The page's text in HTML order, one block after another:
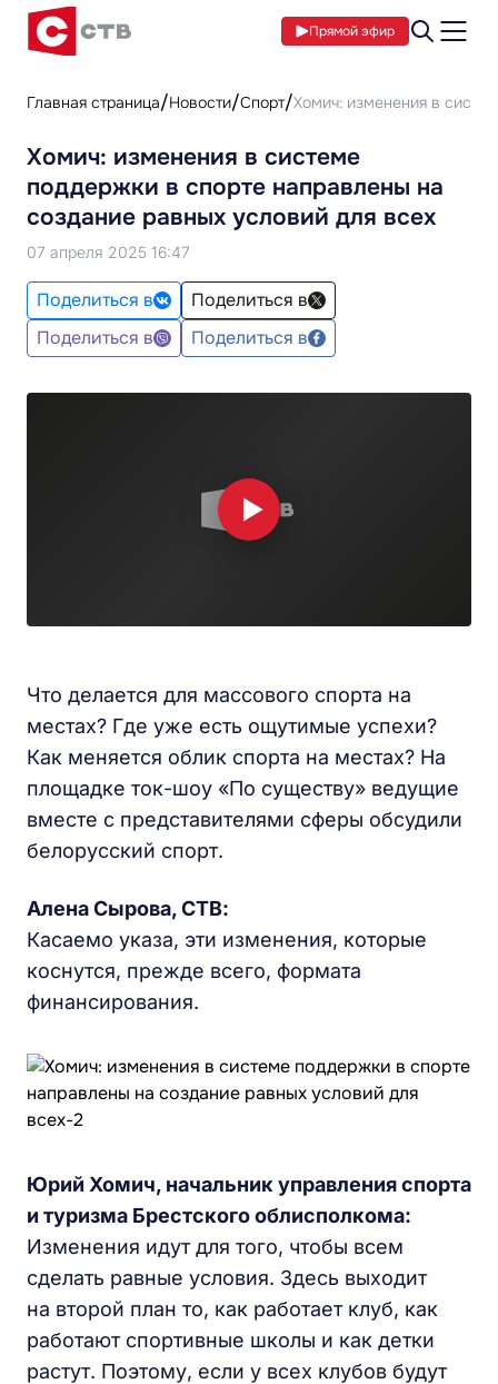
Прямой эфир
Главная страница Новости Спорт Хомич: изменения в
Хомич: изменения в системе
поддержки в спорте направлены на
создание равных условий для всех
07 апреля 2025 16:47
Поделиться в
Поделиться в
Поделиться в
Поделиться в
Что делается для массового спорта на
местах? Где уже есть ощутимые успехи?
Как меняется облик спорта на местах? На
площадке ток-шоу «По существу» ведущие
вместе с представителями сферы обсудили
белорусский спорт.
Алена Сырова, СТВ:
Касаемо указа, эти изменения, которые
коснутся, прежде всего, формата
финансирования.
Юрий Хомич, начальник управления спорта
и туризма Брестского облисполкома:
Изменения идут для того, чтобы всем
сделать равные условия. Здесь выходит
на второй план то, как работает клуб, как
работают спортивные школы и как детки
растут. Поэтому, если у всех клубов будут